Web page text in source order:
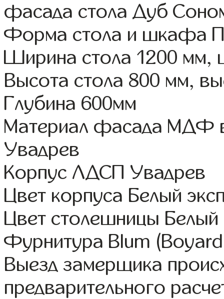
фасада стола Дуб
Форма стола и шкафа
Ширина стола 1200
Высота стола 800 мм,
Глубина 600мм
Материал фасада МДФ
Увадрев
Корпус ЛДСП Увадрев
Цвет корпуса Белый
Цвет столешницы Белый
Фурнитура Blum
Выезд замерщика
предварительного